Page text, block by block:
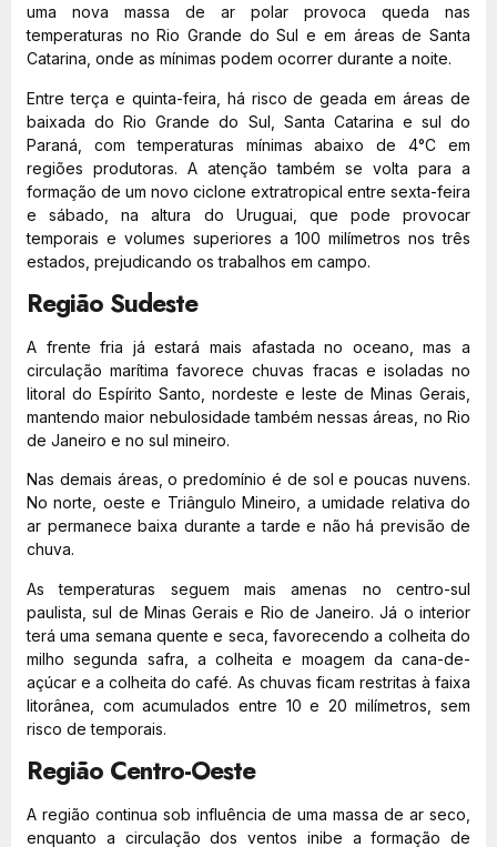
uma nova massa de ar polar provoca queda nas
temperaturas no Rio Grande do Sul e em áreas de Santa
Catarina, onde as mínimas podem ocorrer durante a noite.
Entre terça e quinta-feira, há risco de geada em áreas de
baixada do Rio Grande do Sul, Santa Catarina e sul do
Paraná, com temperaturas mínimas abaixo de 4°C em
regiões produtoras. A atenção também se volta para a
formação de um novo ciclone extratropical entre sexta-feira
e sábado, na altura do Uruguai, que pode provocar
temporais e volumes superiores a 100 milímetros nos três
estados, prejudicando os trabalhos em campo.
Região Sudeste
A frente fria já estará mais afastada no oceano, mas a
circulação marítima favorece chuvas fracas e isoladas no
litoral do Espírito Santo, nordeste e leste de Minas Gerais,
mantendo maior nebulosidade também nessas áreas, no Rio
de Janeiro e no sul mineiro.
Nas demais áreas, o predomínio é de sol e poucas nuvens.
No norte, oeste e Triângulo Mineiro, a umidade relativa do
ar permanece baixa durante a tarde e não há previsão de
chuva.
As temperaturas seguem mais amenas no centro-sul
paulista, sul de Minas Gerais e Rio de Janeiro. Já o interior
terá uma semana quente e seca, favorecendo a colheita do
milho segunda safra, a colheita e moagem da cana-de-
açúcar e a colheita do café. As chuvas ficam restritas à faixa
litorânea, com acumulados entre 10 e 20 milímetros, sem
risco de temporais.
Região Centro-Oeste
A região continua sob influência de uma massa de ar seco,
enquanto a circulação dos ventos inibe a formação de